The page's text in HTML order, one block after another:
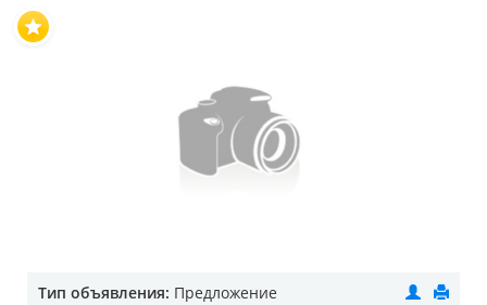
Тип объявления: Предложение